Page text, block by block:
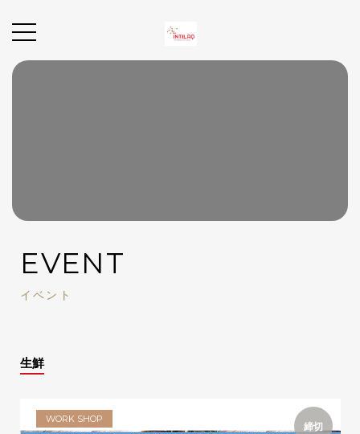
EVENT
イベント
生鮮
締切
WORK SHOP